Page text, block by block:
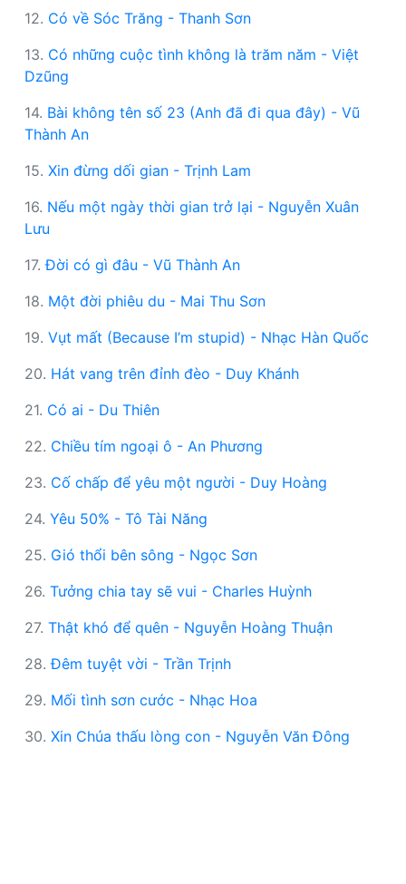
12. Có về Sóc Trăng - Thanh Sơn
13. Có những cuộc tình không là trăm năm - Việt
Dzũng
14. Bài không tên số 23 (Anh đã đi qua đây) - Vũ
Thành An
15. Xin đừng dối gian - Trịnh Lam
16. Nếu một ngày thời gian trở lại - Nguyễn Xuân
Lưu
17.Đời có gì đâu - Vũ Thành An
18. Một đời phiêu du - Mai Thu Sơn
19. Vụt mất (Because I’m stupid) - Nhạc Hàn Quốc
20. Hát vang trên đỉnh đèo - Duy Khánh
21. Có ai - Du Thiên
22. Chiều tím ngoại ô - An Phương
23. Cố chấp để yêu một người - Duy Hoàng
24. Yêu 50% - Tô Tài Năng
25. Gió thổi bên sông - Ngọc Sơn
26. Tưởng chia tay sẽ vui - Charles Huỳnh
27. Thật khó để quên - Nguyễn Hoàng Thuận
28.Đêm tuyệt vời - Trần Trịnh
29. Mối tình sơn cước - Nhạc Hoa
30. Xin Chúa thấu lòng con - Nguyễn Văn Đông